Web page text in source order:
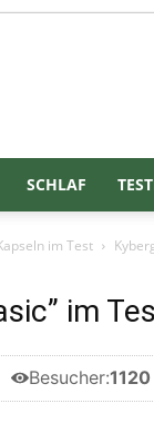
SCHLAF
im Test
im
Besucher:1120